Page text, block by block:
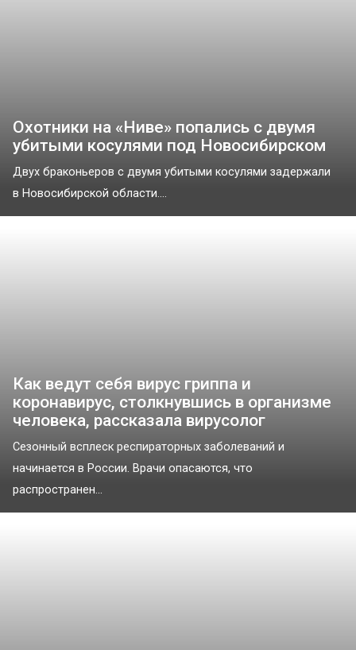
Охотники на «Ниве» попались с двумя
убитыми косулями под Новосибирском
Двух браконьеров с двумя убитыми косулями задержали
в Новосибирской области....
Как ведут себя вирус гриппа и
коронавирус, столкнувшись в организме
человека, рассказала вирусолог
Сезонный всплеск респираторных заболеваний и
начинается в России. Врачи опасаются, что
распространен...